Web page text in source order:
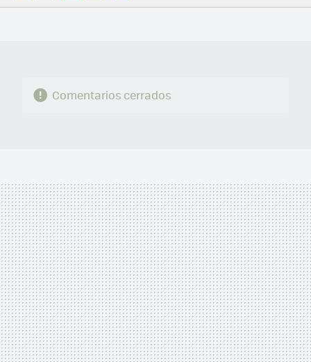
FACEBOOK
TWITTERFLIPBOARD
E-
WHATSAPP
Comentarios cerrados